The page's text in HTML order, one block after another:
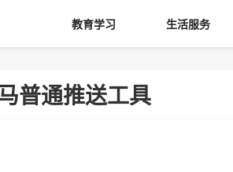
教育学习 生活服务
普通推送工具